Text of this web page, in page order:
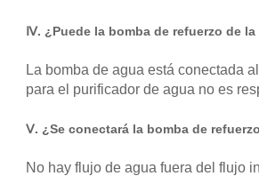
Ⅳ. ¿Puede la bomba de refuerzo de
La bomba de agua está conectada
para el purificador de agua no es
Ⅴ. ¿Se conectará la bomba de
No hay flujo de agua fuera del flujo